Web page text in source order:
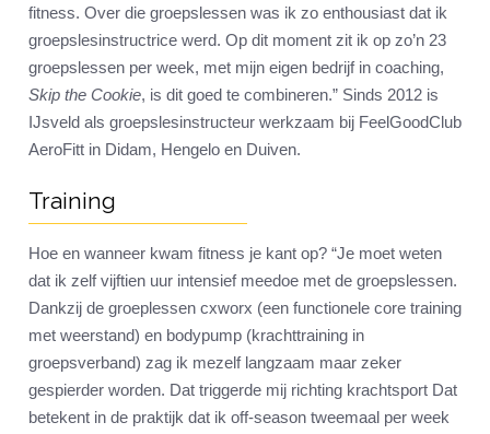
fitness. Over die groepslessen was ik zo enthousiast dat ik
groepslesinstructrice werd. Op dit moment zit ik op zo’n 23
groepslessen per week, met mijn eigen bedrijf in coaching,
Skip the Cookie, is dit goed te combineren.” Sinds 2012 is
IJsveld als groepslesinstructeur werkzaam bij FeelGoodClub
AeroFitt in Didam, Hengelo en Duiven.
Training
Hoe en wanneer kwam fitness je kant op? “Je moet weten
dat ik zelf vijftien uur intensief meedoe met de groepslessen.
Dankzij de groeplessen cxworx (een functionele core training
met weerstand) en bodypump (krachttraining in
groepsverband) zag ik mezelf langzaam maar zeker
gespierder worden. Dat triggerde mij richting krachtsport Dat
betekent in de praktijk dat ik off-season tweemaal per week